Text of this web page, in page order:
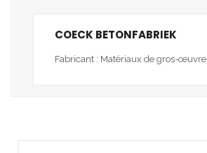
COECK BETONFABRIEK
Fabricant : Matériaux de gros-œuvre